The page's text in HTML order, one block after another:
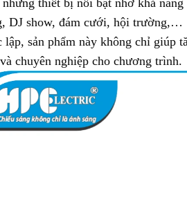
DJ show, đám cưới, hội trường,…
sản phẩm này không chỉ giúp
chuyên nghiệp cho chương trình.